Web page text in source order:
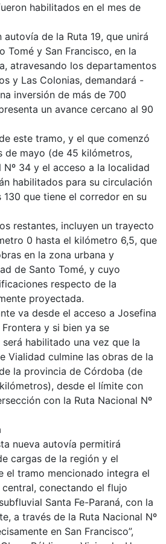
habilitados en el mes de
de la Ruta 19, que unirá
Tomé y San Francisco, en la
atravesando los departamentos
y Las Colonias, demandará -
inversión de más de 700
un avance cercano al 90
este tramo, y el que comenzó
de mayo (de 45 kilómetros,
34 y el acceso a la localidad
habilitados para su circulación
130 que tiene el corredor en su
restantes, incluyen un trayecto
0 hasta el kilómetro 6,5, que
en la zona urbana y
de Santo Tomé, y cuyo
respecto de la
proyectada.
va desde el acceso a Josefina
y si bien ya se
habilitado una vez que la
Vialidad culmine las obras de la
la provincia de Córdoba (de
desde el límite con
con la Ruta Nacional Nº
nueva autovía permitirá
cargas de la región y el
el tramo mencionado integra el
conectando el flujo
Santa Fe-Paraná, con la
a través de la Ruta Nacional Nº
en San Francisco”,